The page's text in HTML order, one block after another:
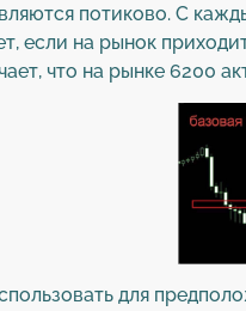
потиково. С
если на рынок
что на рынке 6200
для